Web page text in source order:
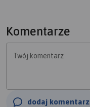
Komentarze
Twój komentarz
dodaj komentarz